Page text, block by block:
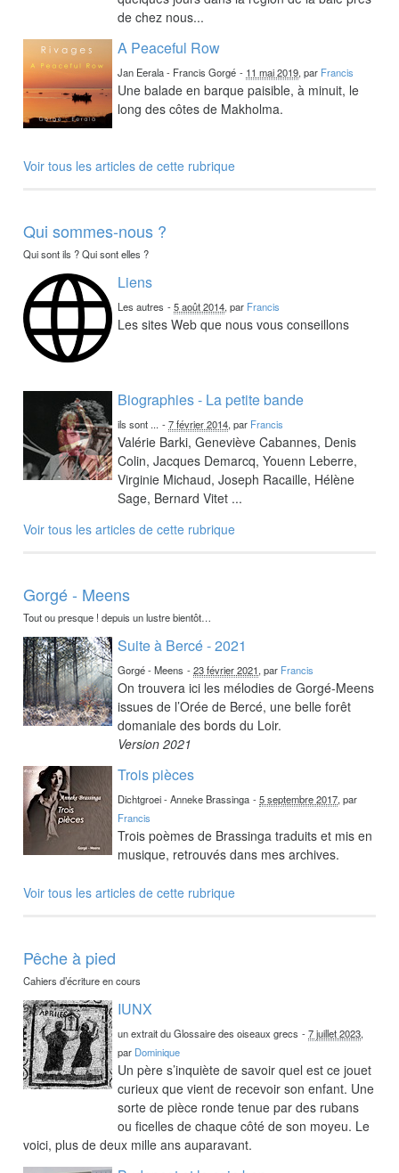
de chez nous...
A Peaceful Row
Jan Eerala - Francis Gorgé - 11 mai 2019, par Francis
Une balade en barque paisible, à minuit, le
long des côtes de Makholma.
Voir tous les articles de cette rubrique
Qui sommes-nous ?
Qui sont ils ? Qui sont elles ?
Liens
Les autres -5 août 2014, par Francis
Les sites Web que nous vous conseillons
Biographies - La petite bande
ils sont ... -7 février 2014, par Francis
Valérie Barki, Geneviève Cabannes, Denis
Colin, Jacques Demarcq, Youenn Leberre,
Virginie Michaud, Joseph Racaille, Hélène
Sage, Bernard Vitet ...
Voir tous les articles de cette rubrique
Gorgé - Meens
Tout ou presque ! depuis un lustre bientôt…
Suite à Bercé - 2021
Gorgé - Meens -23 février 2021, par Francis
On trouvera ici les mélodies de Gorgé-Meens
issues de l’Orée de Bercé, une belle forêt
domaniale des bords du Loir.
Version 2021
Trois pièces
Dichtgroei - Anneke Brassinga -5 septembre 2017, par
Francis
Trois poèmes de Brassinga traduits et mis en
musique, retrouvés dans mes archives.
Voir tous les articles de cette rubrique
Pêche à pied
Cahiers d’écriture en cours
IUNX
un extrait du Glossaire des oiseaux grecs -7 juillet 2023,
par Dominique
Un père s’inquiète de savoir quel est ce jouet
curieux que vient de recevoir son enfant. Une
sorte de pièce ronde tenue par des rubans
ou ficelles de chaque côté de son moyeu. Le
voici, plus de deux mille ans auparavant.